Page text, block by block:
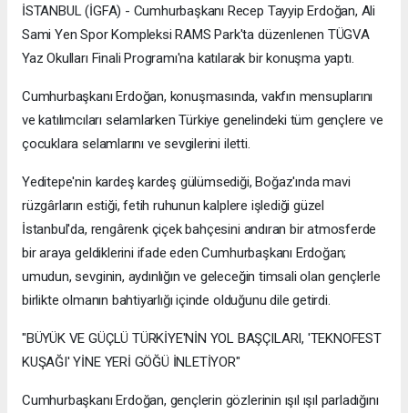
İSTANBUL (İGFA) - Cumhurbaşkanı Recep Tayyip Erdoğan, Ali
Sami Yen Spor Kompleksi RAMS Park'ta düzenlenen TÜGVA
Yaz Okulları Finali Programı'na katılarak bir konuşma yaptı.
Cumhurbaşkanı Erdoğan, konuşmasında, vakfın mensuplarını
ve katılımcıları selamlarken Türkiye genelindeki tüm gençlere ve
çocuklara selamlarını ve sevgilerini iletti.
Yeditepe'nin kardeş kardeş gülümsediği, Boğaz'ında mavi
rüzgârların estiği, fetih ruhunun kalplere işlediği güzel
İstanbul'da, rengârenk çiçek bahçesini andıran bir atmosferde
bir araya geldiklerini ifade eden Cumhurbaşkanı Erdoğan;
umudun, sevginin, aydınlığın ve geleceğin timsali olan gençlerle
birlikte olmanın bahtiyarlığı içinde olduğunu dile getirdi.
"BÜYÜK VE GÜÇLÜ TÜRKİYE'NİN YOL BAŞÇILARI, 'TEKNOFEST
KUŞAĞI' YİNE YERİ GÖĞÜ İNLETİYOR"
Cumhurbaşkanı Erdoğan, gençlerin gözlerinin ışıl ışıl parladığını